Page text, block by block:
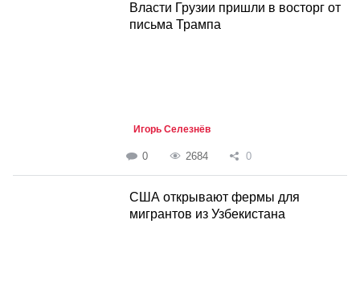
Власти Грузии пришли в восторг от
письма Трампа
Игорь Селезнёв
0 2684 0
США открывают фермы для
мигрантов из Узбекистана